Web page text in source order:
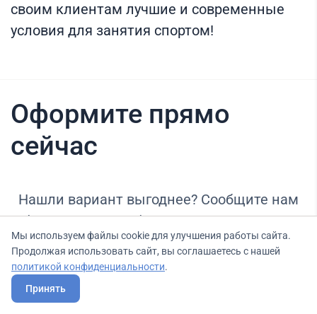
своим клиентам лучшие и современные
условия для занятия спортом!
Оформите прямо
сейчас
Нашли вариант выгоднее? Сообщите нам
об этом, и мы подберем для Вас выгодные
условия.
Мы используем файлы cookie для улучшения работы сайта.
Продолжая использовать сайт, вы соглашаетесь с нашей
политикой конфиденциальности.
Принять